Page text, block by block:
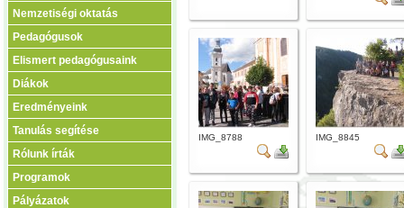
Nemzetiségi oktatás
Pedagógusok
Elismert pedagógusaink
Diákok
Eredményeink
Tanulás segítése
Rólunk írták
Programok
Pályázatok
IMG_8788 IMG_8845